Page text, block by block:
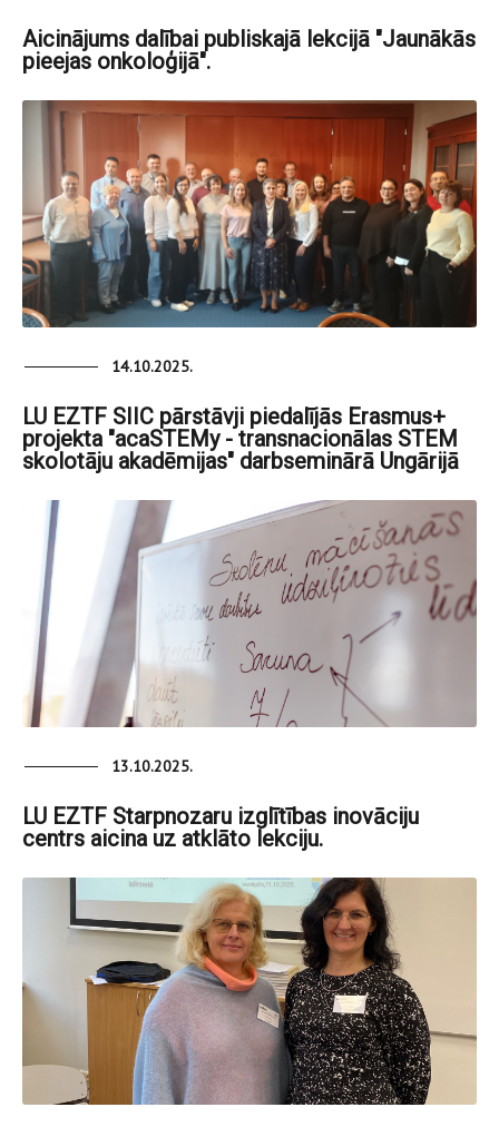
Aicinājums dalībai publiskajā lekcijā "Jaunākās
pieejas onkoloģijā".
14.10.2025.
LU EZTF SIIC pārstāvji piedalījās Erasmus+
projekta "acaSTEMy - transnacionālas STEM
skolotāju akadēmijas" darbseminārā Ungārijā
13.10.2025.
LU EZTF Starpnozaru izglītības inovāciju
centrs aicina uz atklāto lekciju.